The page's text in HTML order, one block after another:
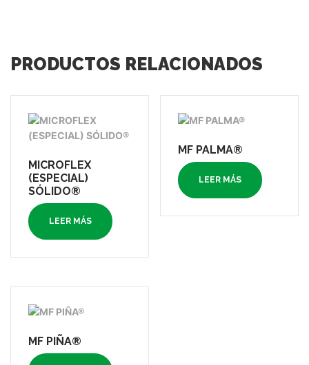
PRODUCTOS RELACIONADOS
MICROFLEX
(ESPECIAL)
SÓLIDO®
LEER MÁS
MF PALMA®
LEER MÁS
MF PIÑA®